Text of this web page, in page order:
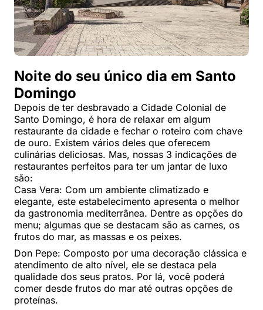
Noite do seu único dia em Santo
Domingo
Depois de ter desbravado a Cidade Colonial de
Santo Domingo, é hora de relaxar em algum
restaurante da cidade e fechar o roteiro com chave
de ouro. Existem vários deles que oferecem
culinárias deliciosas. Mas, nossas 3 indicações de
restaurantes perfeitos para ter um jantar de luxo
são:
Casa Vera: Com um ambiente climatizado e
elegante, este estabelecimento apresenta o melhor
da gastronomia mediterrânea. Dentre as opções do
menu; algumas que se destacam são as carnes, os
frutos do mar, as massas e os peixes.
Don Pepe: Composto por uma decoração clássica e
atendimento de alto nível, ele se destaca pela
qualidade dos seus pratos. Por lá, você poderá
comer desde frutos do mar até outras opções de
proteínas.